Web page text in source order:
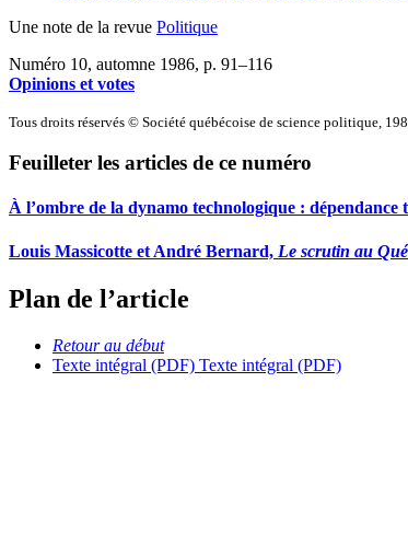
Une note de la revue Politique
Numéro 10, automne 1986, p. 91–116
Opinions et votes
Tous droits réservés © Société québécoise de science politique,
Feuilleter les articles de ce numéro
À l’ombre de la dynamo technologique :
Louis Massicotte et André Bernard, Le scrutin au
Plan de l’article
Retour au début
Texte intégral (PDF) Texte intégral (PDF)